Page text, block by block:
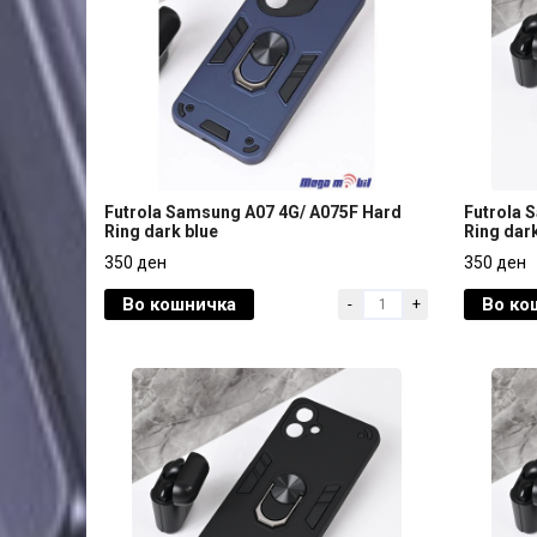
Futrola Samsung A07 4G/ A075F Hard
350 ден
Futrola Samsung A07 4G/ A075F Hard
Ring dark blue
350 ден
Во кошничка - +
Futrola
350 ден
Futrola
Ring
350 ден
Во